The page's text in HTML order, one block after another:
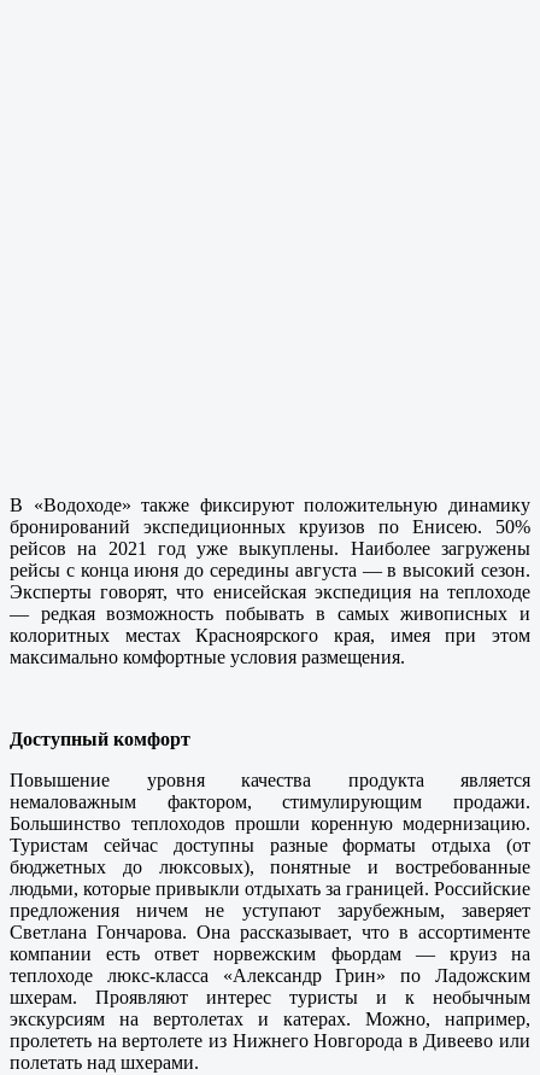
В «Водоходе» также фиксируют положительную динамику
бронирований экспедиционных круизов по Енисею. 50%
рейсов на 2021 год уже выкуплены. Наиболее загружены
рейсы с конца июня до середины августа — в высокий сезон.
Эксперты говорят, что енисейская экспедиция на теплоходе
— редкая возможность побывать в самых живописных и
колоритных местах Красноярского края, имея при этом
максимально комфортные условия размещения.
Доступный комфорт
Повышение уровня качества продукта является
немаловажным фактором, стимулирующим продажи.
Большинство теплоходов прошли коренную модернизацию.
Туристам сейчас доступны разные форматы отдыха (от
бюджетных до люксовых), понятные и востребованные
людьми, которые привыкли отдыхать за границей. Российские
предложения ничем не уступают зарубежным, заверяет
Светлана Гончарова. Она рассказывает, что в ассортименте
компании есть ответ норвежским фьордам — круиз на
теплоходе люкс-класса «Александр Грин» по Ладожским
шхерам. Проявляют интерес туристы и к необычным
экскурсиям на вертолетах и катерах. Можно, например,
пролететь на вертолете из Нижнего Новгорода в Дивеево или
полетать над шхерами.